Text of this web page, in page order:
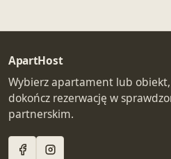
ApartHost
Wybierz apartament lub
dokończ rezerwację w
partnerskim.